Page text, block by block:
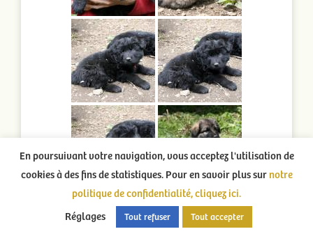
En poursuivant votre navigation, vous acceptez l'utilisation de
cookies à des fins de statistiques. Pour en savoir plus surnotre
politique de confidentialité, cliquez ici.
Réglages
Tout refuser Tout accepter